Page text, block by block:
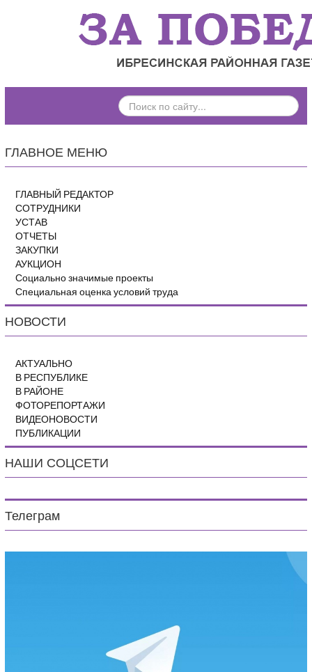
ПОИСК
ПО
ГЛАВНОЕ МЕНЮ
ГЛАВНЫЙ РЕДАКТОР
СОТРУДНИКИ
УСТАВ
ОТЧЕТЫ
ЗАКУПКИ
АУКЦИОН
Социально значимые проекты
Специальная оценка условий труда
НОВОСТИ
АКТУАЛЬНО
В РЕСПУБЛИКЕ
В РАЙОНЕ
ФОТОРЕПОРТАЖИ
ВИДЕОНОВОСТИ
ПУБЛИКАЦИИ
НАШИ СОЦСЕТИ
Телеграм